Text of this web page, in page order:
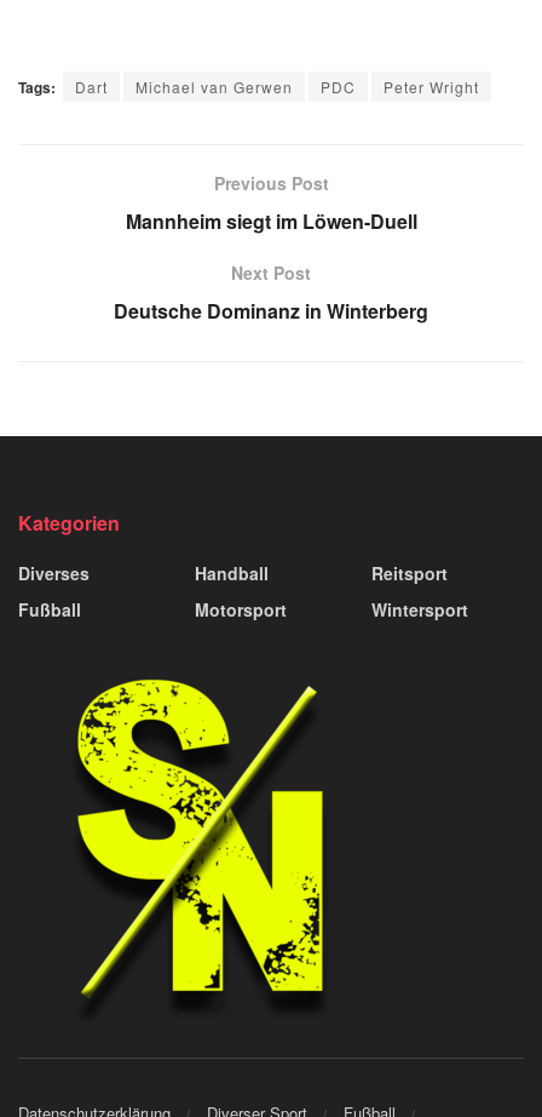
Tags: Dart Michael van Gerwen PDC Peter Wright
Previous Post
Mannheim siegt im Löwen-Duell
Next Post
Deutsche Dominanz in Winterberg
Kategorien
Diverses
Fußball
Handball
Motorsport
Reitsport
Wintersport